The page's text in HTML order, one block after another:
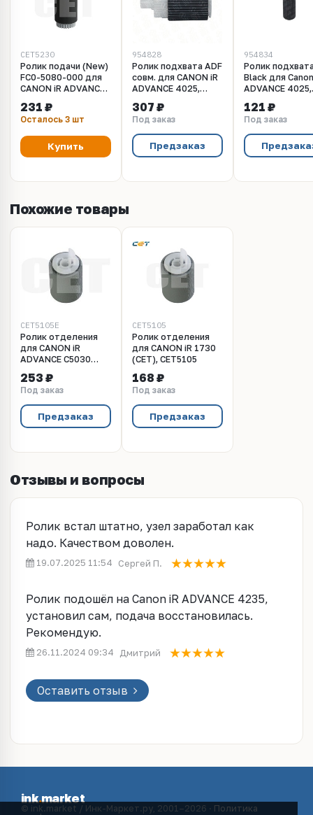
CET5230
Ролик подачи (New)
FC0-5080-000 для
CANON iR ADVANCE
(CET), CET5230
231 ₽
Осталось 3 шт
Купить
954828
Ролик подхвата ADF
совм. для CANON iR
ADVANCE 4025,
4225, 4235, 4245,
4251
307 ₽
Под заказ
Предзаказ
954834
Ролик
Black для
ADVANCE 4025,
4225
121 ₽
Под заказ
Похожие товары
CET5105E
Ролик отделения
для CANON iR
ADVANCE C5030
253 ₽
Под заказ
Предзаказ
CET5105
Ролик отделения
для CANON iR 1730
(CET), CET5105
168 ₽
Под заказ
Предзаказ
Отзывы и вопросы
Ролик встал штатно, узел заработал как
надо. Качеством доволен.
19.07.2025 11:54 Сергей П.
Ролик подошёл на Canon iR ADVANCE 4235,
установил сам, подача восстановилась.
Рекомендую.
26.11.2024 09:34 Дмитрий
Оставить отзыв
ink.market
© ink.market / Инк-Маркет.ру, 2001–2026 · Политика